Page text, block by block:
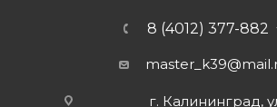
8 (4012) 377-882
г. Калининград,